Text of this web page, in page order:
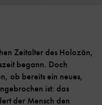
Zeitalter des Holozän,
begann. Doch
ob bereits ein neues,
ist: das
der Mensch den